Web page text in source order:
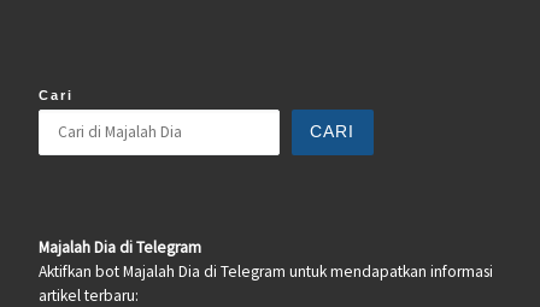
Cari
CARI
Majalah Dia di Telegram
Aktifkan bot Majalah Dia di Telegram untuk mendapatkan informasi
artikel terbaru: